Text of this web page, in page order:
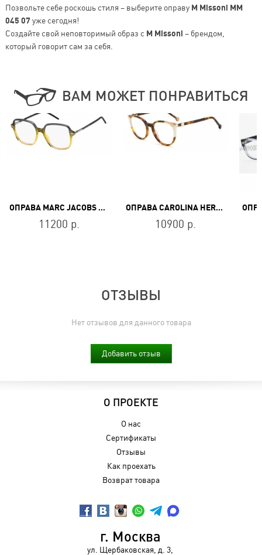
Позвольте себе роскошь стиля – выберите оправу M Missoni MM
045 07 уже сегодня!
Создайте свой неповторимый образ с M Missoni – брендом,
который говорит сам за себя.
ВАМ МОЖЕТ ПОНРАВИТЬСЯ
ОПРАВА MARC JACOBS MARC 593 XYO
11200 р.
ОПРАВА CAROLINA HERRERA CH 0056 C1H
10900 р.
ОТЗЫВЫ
Нет отзывов для данного товара
Добавить отзыв
О ПРОЕКТЕ
О нас
Сертификаты
Отзывы
Как проехать
Возврат товара
г. Москва
ул. Щербаковская, д. 3,